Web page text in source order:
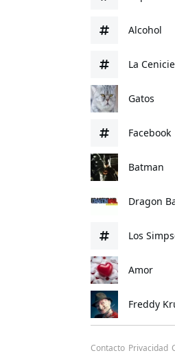
Alcohol
La
Gatos
Facebook
Batman
Dragon
Los
Amor
Freddy
Contacto Privacidad